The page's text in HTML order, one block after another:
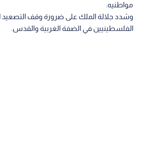
مواطنيه.
وشدد جلالة الملك على ضرورة وقف التصعيد
الفلسطينيين في الضفة الغربية والقدس.